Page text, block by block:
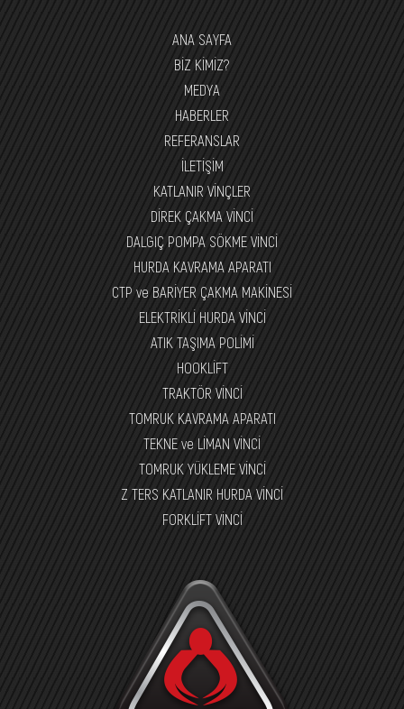
ANA SAYFA
BİZ KİMİZ?
MEDYA
HABERLER
REFERANSLAR
İLETİŞİM
KATLANIR VİNÇLER
DİREK ÇAKMA VİNCİ
DALGIÇ POMPA SÖKME VİNCİ
HURDA KAVRAMA APARATI
CTP ve BARİYER ÇAKMA MAKİNESİ
ELEKTRİKLİ HURDA VİNCİ
ATIK TAŞIMA POLİMİ
HOOKLİFT
TRAKTÖR VİNCİ
TOMRUK KAVRAMA APARATI
TEKNE ve LİMAN VİNCİ
TOMRUK YÜKLEME VİNCİ
Z TERS KATLANIR HURDA VİNCİ
FORKLİFT VİNCİ